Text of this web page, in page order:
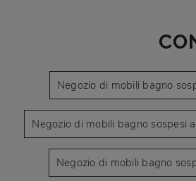
Negozio di mobili bagno
Negozio di mobili bagno sospesi
Negozio di mobili bagno